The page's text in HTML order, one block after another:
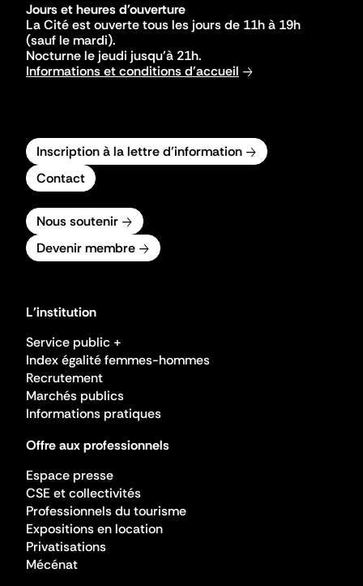
Jours et heures d'ouverture
La Cité est ouverte tous les jours de 11h à 19h
(sauf le mardi).
Nocturne le jeudi jusqu'à 21h.
Informations et conditions d'accueil
Inscription à la lettre d'information
Contact
Nous soutenir
Devenir membre
L'institution
Service public +
Index égalité femmes-hommes
Recrutement
Marchés publics
Informations pratiques
Offre aux professionnels
Espace presse
CSE et collectivités
Professionnels du tourisme
Expositions en location
Privatisations
Mécénat